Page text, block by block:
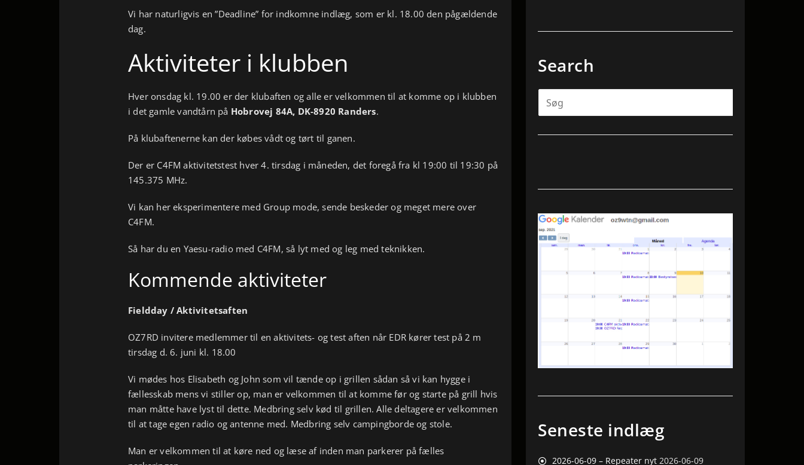
Vi har naturligvis en ”Deadline” for indkomne indlæg, som er kl. 18.00 den pågældende
dag.
Aktiviteter i klubben
Hver onsdag kl. 19.00 er der klubaften og alle er velkommen til at komme op i klubben
i det gamle vandtårn på Hobrovej 84A, DK-8920 Randers.
På klubaftenerne kan der købes vådt og tørt til ganen.
Der er C4FM aktivitetstest hver 4. tirsdag i måneden, det foregå fra kl 19:00 til 19:30 på
145.375 MHz.
Vi kan her eksperimentere med Group mode, sende beskeder og meget mere over
C4FM.
Så har du en Yaesu-radio med C4FM, så lyt med og leg med teknikken.
Kommende aktiviteter
Fieldday / Aktivitetsaften
OZ7RD invitere medlemmer til en aktivitets- og test aften når EDR kører test på 2 m
tirsdag d. 6. juni kl. 18.00
Vi mødes hos Elisabeth og John som vil tænde op i grillen sådan så vi kan hygge i
fællesskab mens vi stiller op, man er velkommen til at komme før og starte på grill hvis
man måtte have lyst til dette. Medbring selv kød til grillen. Alle deltagere er velkommen
til at tage egen radio og antenne med. Medbring selv campingborde og stole.
Man er velkommen til at køre ned og læse af inden man parkerer på fælles
Search
Seneste indlæg
2026-06-09 – Repeater nyt 2026-06-09